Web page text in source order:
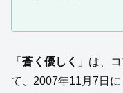
「 蒼く優しく 」は、
て、2007年11月7日に